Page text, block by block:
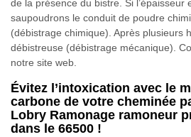
de la présence du bistre. Si l’épaisseur
saupoudrons le conduit de poudre
(débistrage chimique). Après plusieurs
débistreuse (débistrage mécanique).
notre site web.
Évitez l’intoxication avec le
carbone de votre cheminée
Lobry Ramonage ramoneur
dans le 66500 !